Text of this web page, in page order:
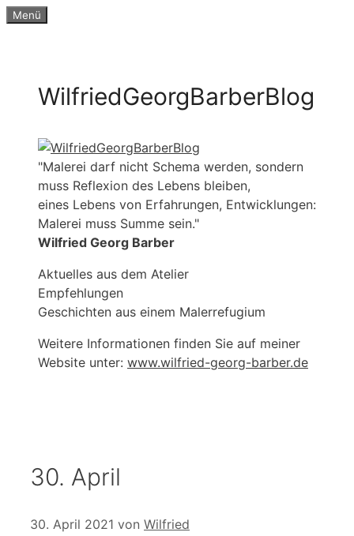
Zum
Menü
WilfriedGeorgBarberBlog
"Malerei darf nicht Schema werden, sondern
muss Reflexion des Lebens bleiben,
eines Lebens von Erfahrungen, Entwicklungen:
Malerei muss Summe sein."
Wilfried Georg Barber
Aktuelles aus dem Atelier
Empfehlungen
Geschichten aus einem Malerrefugium
Weitere Informationen finden Sie auf meiner
Website unter: www.wilfried-georg-barber.de
30. April
30. April 2021 von Wilfried